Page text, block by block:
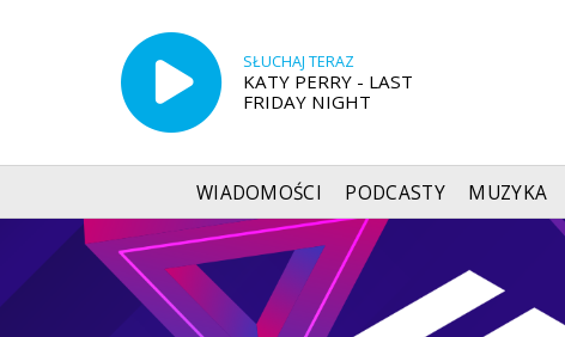
SŁUCHAJ TERAZ
KATY PERRY - LAST
FRIDAY NIGHT
WIADOMOŚCI PODCASTY MUZYKA